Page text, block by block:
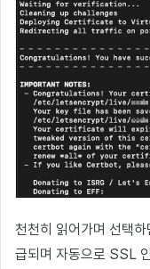
천천히 읽어가며 선택
급되며 자동으로 SSL